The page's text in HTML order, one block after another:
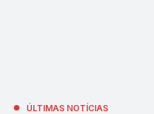
ÚLTIMAS NOTÍCIAS